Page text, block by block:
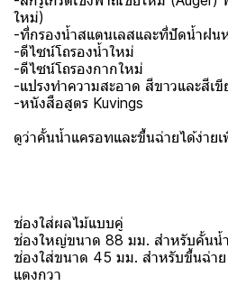
ใหม่)
-ที่กรองน้ำสแตนเลสและที่ปัดน้ำฝน
-ดีไซน์โถรองน้ำใหม่
-ดีไซน์โถรองกากใหม่
-แปรงทําความสะอาด สีขาวและสีเขี
-หนังสือสูตร Kuvings
ดูว่าคั้นน้ำแครอทและขึ้นฉ่ายได้ง่ายเ
ช่องใส่ผลไม้แบบคู่
ช่องใหญ่ขนาด 88 มม. สำหรับคั้นน้
ช่องใส่ขนาด 45 มม. สำหรับขึ้นฉ่า
แตงกวา